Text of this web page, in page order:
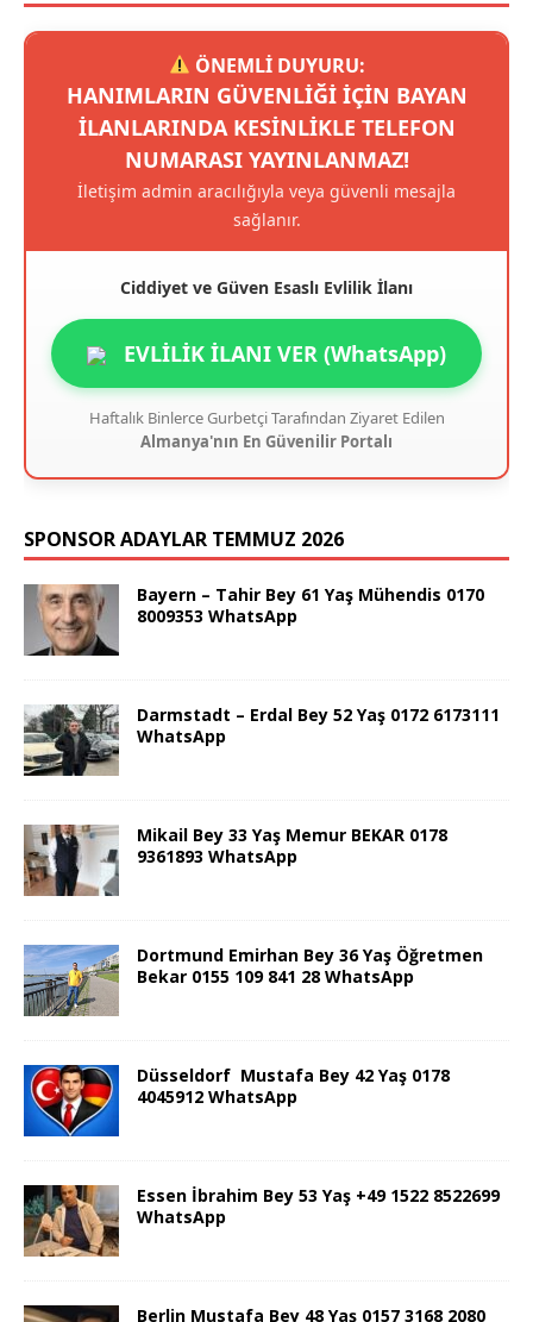
ÖNEMLİ DUYURU:
HANIMLARIN GÜVENLIĞI IÇIN BAYAN
ILANLARINDA KESINLIKLE TELEFON
NUMARASI YAYINLANMAZ!
İletişim admin aracılığıyla veya güvenli mesajla
sağlanır.
Ciddiyet ve Güven Esaslı Evlilik İlanı
EVLİLİK İLANI VER (WhatsApp)
Haftalık Binlerce Gurbetçi Tarafından Ziyaret Edilen
Almanya'nın En Güvenilir Portalı
SPONSOR ADAYLAR TEMMUZ 2026
Bayern – Tahir Bey 61 Yaş Mühendis 0170
8009353 WhatsApp
Darmstadt – Erdal Bey 52 Yaş 0172 6173111
WhatsApp
Mikail Bey 33 Yaş Memur BEKAR 0178
9361893 WhatsApp
Dortmund Emirhan Bey 36 Yaş Öğretmen
Bekar 0155 109 841 28 WhatsApp
Düsseldorf Mustafa Bey 42 Yaş 0178
4045912 WhatsApp
Essen İbrahim Bey 53 Yaş +49 1522 8522699
WhatsApp
Berlin Mustafa Bey 48 Yaş 0157 3168 2080